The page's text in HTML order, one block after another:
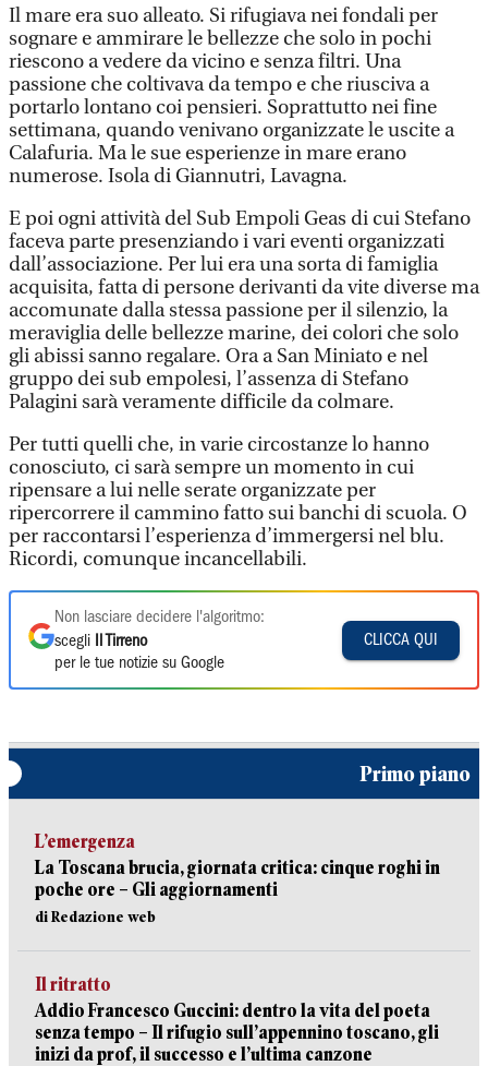
Il mare era suo alleato. Si rifugiava nei fondali per
sognare e ammirare le bellezze che solo in pochi
riescono a vedere da vicino e senza filtri. Una
passione che coltivava da tempo e che riusciva a
portarlo lontano coi pensieri. Soprattutto nei fine
settimana, quando venivano organizzate le uscite a
Calafuria. Ma le sue esperienze in mare erano
numerose. Isola di Giannutri, Lavagna.
E poi ogni attività del Sub Empoli Geas di cui Stefano
faceva parte presenziando i vari eventi organizzati
dall’associazione. Per lui era una sorta di famiglia
acquisita, fatta di persone derivanti da vite diverse ma
accomunate dalla stessa passione per il silenzio, la
meraviglia delle bellezze marine, dei colori che solo
gli abissi sanno regalare. Ora a San Miniato e nel
gruppo dei sub empolesi, l’assenza di Stefano
Palagini sarà veramente difficile da colmare.
Per tutti quelli che, in varie circostanze lo hanno
conosciuto, ci sarà sempre un momento in cui
ripensare a lui nelle serate organizzate per
ripercorrere il cammino fatto sui banchi di scuola. O
per raccontarsi l’esperienza d’immergersi nel blu.
Ricordi, comunque incancellabili.
Non lasciare decidere l'algoritmo:
scegli
Il Tirreno
per le tue notizie su Google
CLICCA QUI
Primo piano
L’emergenza
La Toscana brucia, giornata critica: cinque roghi in
poche ore – Gli aggiornamenti
di Redazione web
Il ritratto
Addio Francesco Guccini: dentro la vita del poeta
senza tempo – Il rifugio sull’appennino toscano, gli
inizi da prof, il successo e l’ultima canzone